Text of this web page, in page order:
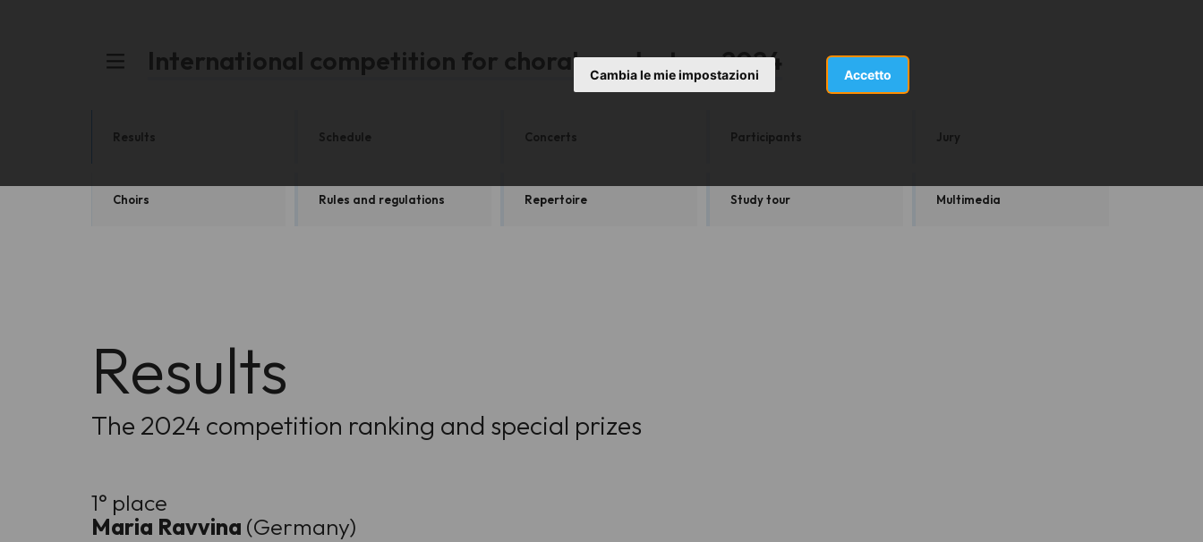
Accetto
Cambia le mie impostazioni
International competition for choral conductors 2024
Results Schedule Concerts Participants Jury
Choirs Rules and regulations Repertoire Study tour Multimedia
Results
The 2024 competition ranking and special prizes
1° place
Maria Ravvina (Germany)